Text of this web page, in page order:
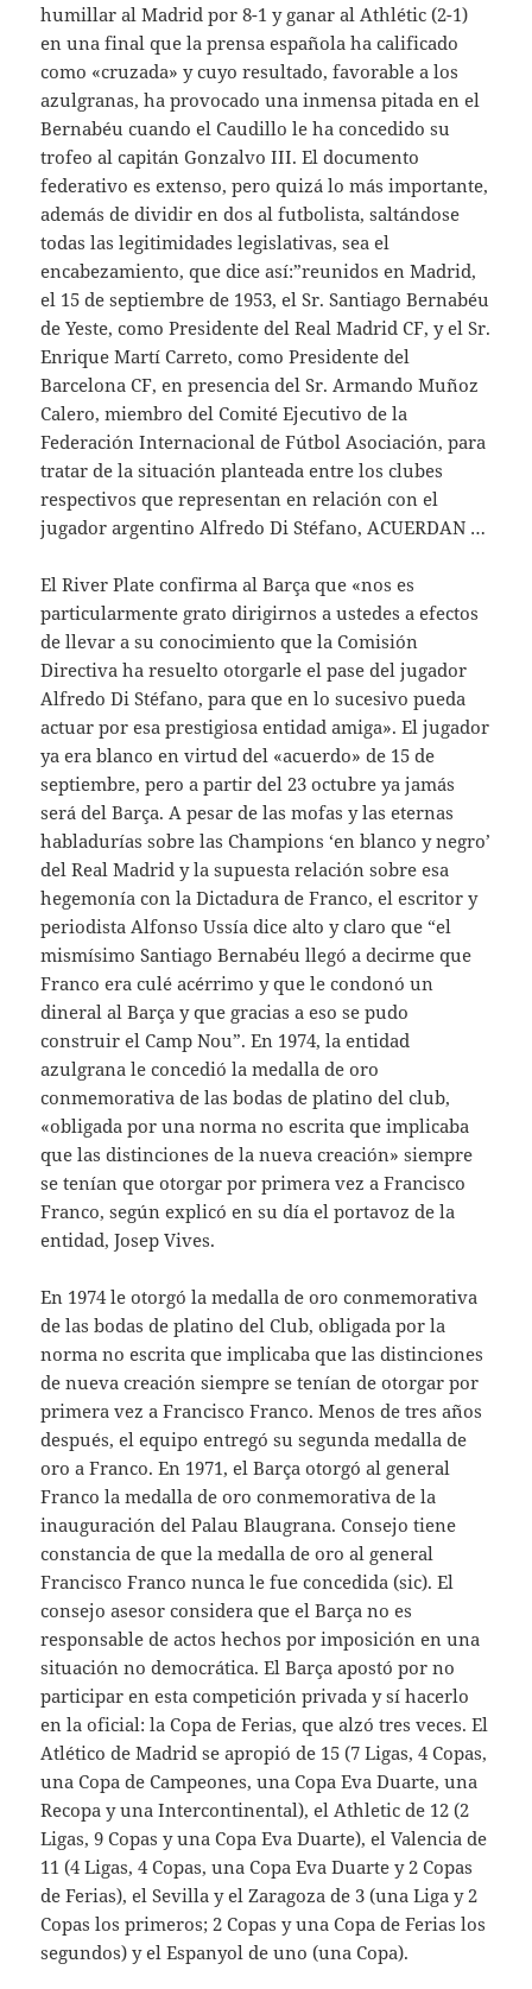
humillar al Madrid por 8-1 y ganar al Athlétic (2-1)
en una final que la prensa española ha calificado
como «cruzada» y cuyo resultado, favorable a los
azulgranas, ha provocado una inmensa pitada en el
Bernabéu cuando el Caudillo le ha concedido su
trofeo al capitán Gonzalvo III. El documento
federativo es extenso, pero quizá lo más importante,
además de dividir en dos al futbolista, saltándose
todas las legitimidades legislativas, sea el
encabezamiento, que dice así:”reunidos en Madrid,
el 15 de septiembre de 1953, el Sr. Santiago Bernabéu
de Yeste, como Presidente del Real Madrid CF, y el Sr.
Enrique Martí Carreto, como Presidente del
Barcelona CF, en presencia del Sr. Armando Muñoz
Calero, miembro del Comité Ejecutivo de la
Federación Internacional de Fútbol Asociación, para
tratar de la situación planteada entre los clubes
respectivos que representan en relación con el
jugador argentino Alfredo Di Stéfano, ACUERDAN …
El River Plate confirma al Barça que «nos es
particularmente grato dirigirnos a ustedes a efectos
de llevar a su conocimiento que la Comisión
Directiva ha resuelto otorgarle el pase del jugador
Alfredo Di Stéfano, para que en lo sucesivo pueda
actuar por esa prestigiosa entidad amiga». El jugador
ya era blanco en virtud del «acuerdo» de 15 de
septiembre, pero a partir del 23 octubre ya jamás
será del Barça. A pesar de las mofas y las eternas
habladurías sobre las Champions ‘en blanco y negro’
del Real Madrid y la supuesta relación sobre esa
hegemonía con la Dictadura de Franco, el escritor y
periodista Alfonso Ussía dice alto y claro que “el
mismísimo Santiago Bernabéu llegó a decirme que
Franco era culé acérrimo y que le condonó un
dineral al Barça y que gracias a eso se pudo
construir el Camp Nou”. En 1974, la entidad
azulgrana le concedió la medalla de oro
conmemorativa de las bodas de platino del club,
«obligada por una norma no escrita que implicaba
que las distinciones de la nueva creación» siempre
se tenían que otorgar por primera vez a Francisco
Franco, según explicó en su día el portavoz de la
entidad, Josep Vives.
En 1974 le otorgó la medalla de oro conmemorativa
de las bodas de platino del Club, obligada por la
norma no escrita que implicaba que las distinciones
de nueva creación siempre se tenían de otorgar por
primera vez a Francisco Franco. Menos de tres años
después, el equipo entregó su segunda medalla de
oro a Franco. En 1971, el Barça otorgó al general
Franco la medalla de oro conmemorativa de la
inauguración del Palau Blaugrana. Consejo tiene
constancia de que la medalla de oro al general
Francisco Franco nunca le fue concedida (sic). El
consejo asesor considera que el Barça no es
responsable de actos hechos por imposición en una
situación no democrática. El Barça apostó por no
participar en esta competición privada y sí hacerlo
en la oficial: la Copa de Ferias, que alzó tres veces. El
Atlético de Madrid se apropió de 15 (7 Ligas, 4 Copas,
una Copa de Campeones, una Copa Eva Duarte, una
Recopa y una Intercontinental), el Athletic de 12 (2
Ligas, 9 Copas y una Copa Eva Duarte), el Valencia de
11 (4 Ligas, 4 Copas, una Copa Eva Duarte y 2 Copas
de Ferias), el Sevilla y el Zaragoza de 3 (una Liga y 2
Copas los primeros; 2 Copas y una Copa de Ferias los
segundos) y el Espanyol de uno (una Copa).